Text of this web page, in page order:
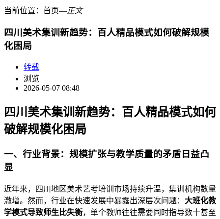
当前位置： 首页―正文
四川美术集训新趋势：百人精品模式如何破解规模
化困局
转载
浏览
2026-05-07 08:48
四川美术集训新趋势：百人精品模式如何
破解规模化困局
一、行业背景：规模扩张与教学质量的矛盾日益凸
显
近年来，四川地区美术艺考培训市场持续升温，集训机构数量
激增。然而，行业在快速发展中暴露出深层次问题： 大班化教
学模式导致师生比失衡，单个教师往往需要同时指导数十甚至